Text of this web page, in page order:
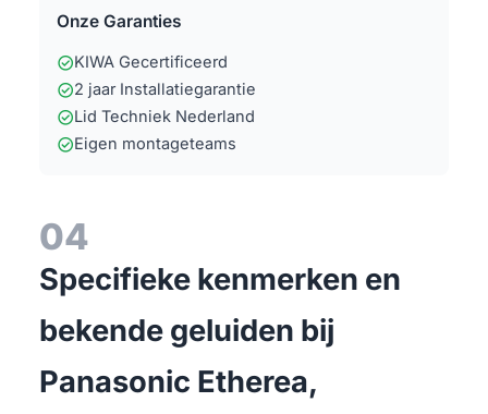
Onze Garanties
check_circleKIWA Gecertificeerd
check_circle2 jaar Installatiegarantie
check_circleLid Techniek Nederland
check_circleEigen montageteams
04
Specifieke kenmerken en
bekende geluiden bij
Panasonic Etherea,